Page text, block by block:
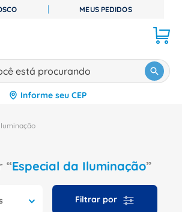
MEUS PEDIDOS
procurando
Informe seu CEP
Especial da Iluminação
BUSCADOS